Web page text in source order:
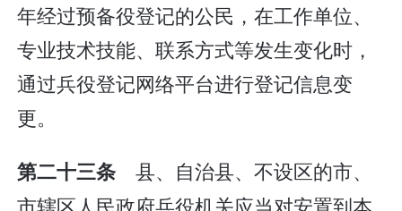
年经过预备役登记的公民，在工作单位、
专业技术技能、联系方式等发生变化时，
通过兵役登记网络平台进行登记信息变
更。
第二十三条 县、自治县、不设区的市、
市辖区人民政府兵役机关应当对安置到本